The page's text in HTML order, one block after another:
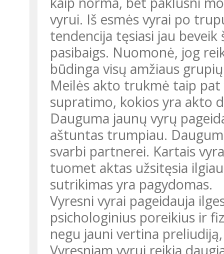
vyrui. Iš esmės vyrai po
tendencija tęsiasi jau
pasibaigs. Nuomonė, jog
būdinga visų amžiaus
Meilės akto trukmė taip
supratimo, kokios yra akto
Dauguma jaunų vyrų
aštuntas trumpiau.
svarbi partnerei. Kartais
tuomet aktas užsitęsia
sutrikimas yra pagydomas.
Vyresni vyrai pageidauja
psichologinius poreikius ir
negu jauni vertina
Vyresniam vyrui reikia